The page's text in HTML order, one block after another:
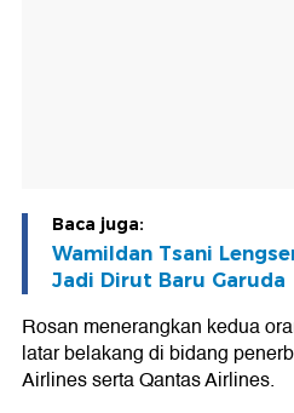
Baca juga:
Wamildan Tsani
Jadi Dirut Baru Garuda
Rosan menerangkan kedua
latar belakang di bidang
Airlines serta Qantas Airlines.